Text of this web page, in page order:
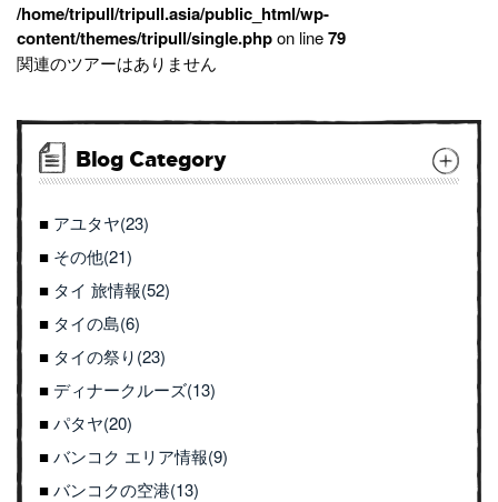
/home/tripull/tripull.asia/public_html/wp-
content/themes/tripull/single.phpon line79
関連のツアーはありません
Blog Category
アユタヤ(23)
その他(21)
タイ 旅情報(52)
タイの島(6)
タイの祭り(23)
ディナークルーズ(13)
パタヤ(20)
バンコク エリア情報(9)
バンコクの空港(13)